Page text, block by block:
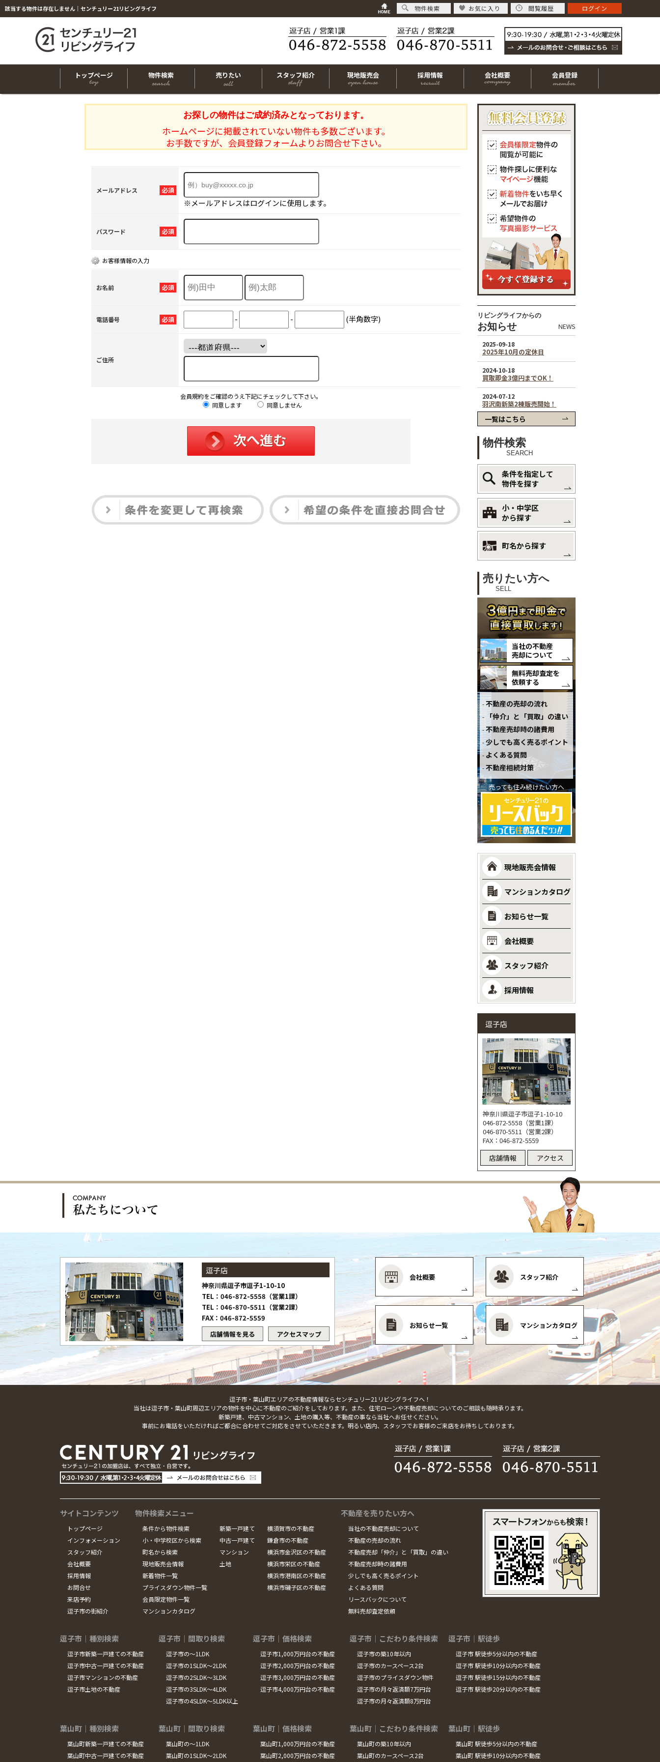
該当する物件は存在しません｜センチュリー21リビングライフ
トップページ 物件検索 売りたい スタッフ紹介 現地販売会 採用情報 会社概要 会員登録
お探しの物件はご成約済みとなっております。
ホームページに掲載されていない物件も多数ございます。
お手数ですが、会員登録フォームよりお問合せ下さい。
必須
メールアドレス
※メールアドレスはログインに使用します。
必須
パスワード
お客様情報の入力
必須
お名前
必須
電話番号 - - (半角数字)
ご住所
会員規約をご確認のうえ下記にチェックして下さい。
同意します
同意しません
リビングライフからの
お知らせ NEWS
一覧はこちら
物件検索
SEARCH
条件を指定して
物件を探す
小・中学区
から探す
町名から探す
売りたい方へ
SELL
当社の不動産
売却について
無料売却査定を
依頼する
不動産の売却の流れ
「仲介」と「買取」の違い
不動産売却時の諸費用
少しでも高く売るポイント
よくある質問
不動産相続対策
売っても住み続けたい方へ
現地販売会情報
マンションカタログ
お知らせ一覧
会社概要
スタッフ紹介
採用情報
逗子店
神奈川県逗子市逗子1-10-10
046-872-5558（営業1課）
046-870-5511（営業2課）
FAX：046-872-5559
店舗情報 アクセス
逗子店
神奈川県逗子市逗子1-10-10
TEL：046-872-5558（営業1課）
TEL：046-870-5511（営業2課）
FAX：046-872-5559
店舗情報を見る
アクセスマップ
会社概要 スタッフ紹介
お知らせ一覧 マンションカタログ
逗子市・葉山町エリアの不動産情報ならセンチュリー21リビングライフへ！
当社は逗子市・葉山町周辺エリアの物件を中心に不動産のご紹介をしております。また、住宅ローンや不動産売却についてのご相談も随時承ります。
新築戸建、中古マンション、土地の購入等、不動産の事なら当社へお任せください。
事前にお電話をいただければご都合に合わせてご対応をさせていただきます。明るい店内、スタッフでお客様のご来店をお待ちしております。
サイトコンテンツ
トップページ
インフォメーション
スタッフ紹介
会社概要
採用情報
お問合せ
来店予約
逗子市の街紹介
物件検索メニュー
条件から物件検索
小・中学校区から検索
町名から検索
現地販売会情報
新着物件一覧
プライスダウン物件一覧
会員限定物件一覧
マンションカタログ
新築一戸建て
中古一戸建て
マンション
土地
横須賀市の不動産
鎌倉市の不動産
横浜市金沢区の不動産
横浜市栄区の不動産
横浜市港南区の不動産
横浜市磯子区の不動産
不動産を売りたい方へ
当社の不動産売却について
不動産の売却の流れ
不動産売却「仲介」と「買取」の違い
不動産売却時の諸費用
少しでも高く売るポイント
よくある質問
リースバックについて
無料売却査定依頼
逗子市｜種別検索
逗子市新築一戸建ての不動産
逗子市中古一戸建ての不動産
逗子市マンションの不動産
逗子市土地の不動産
逗子市｜間取り検索
逗子市の～1LDK
逗子市の1SLDK～2LDK
逗子市の2SLDK～3LDK
逗子市の3SLDK～4LDK
逗子市の4SLDK～5LDK以上
逗子市｜価格検索
逗子市1,000万円台の不動産
逗子市2,000万円台の不動産
逗子市3,000万円台の不動産
逗子市4,000万円台の不動産
逗子市｜こだわり条件検索
逗子市の築10年以内
逗子市のカースペース2台
逗子市のプライスダウン物件
逗子市の月々返済額7万円台
逗子市の月々返済額8万円台
逗子市｜駅徒歩
逗子市 駅徒歩5分以内の不動産
逗子市 駅徒歩10分以内の不動産
逗子市 駅徒歩15分以内の不動産
逗子市 駅徒歩20分以内の不動産
葉山町｜種別検索
葉山町新築一戸建ての不動産
葉山町中古一戸建ての不動産
葉山町｜間取り検索
葉山町の～1LDK
葉山町の1SLDK～2LDK
葉山町｜価格検索
葉山町1,000万円台の不動産
葉山町2,000万円台の不動産
葉山町｜こだわり条件検索
葉山町の築10年以内
葉山町のカースペース2台
葉山町｜駅徒歩
葉山町 駅徒歩5分以内の不動産
葉山町 駅徒歩10分以内の不動産
物件検索 お気に入り 閲覧履歴 ログイン